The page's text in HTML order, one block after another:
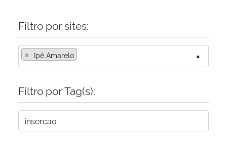
Ministério do Desenvolvimento Regional
Controladoria-Geral da União
Secretaria-Geral
Filtro por sites:
×
× Ipê Amarelo
Filtro por Tag(s):